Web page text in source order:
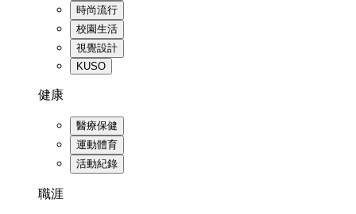
時尚流行
校園生活
視覺設計
KUSO
健康
醫療保健
運動體育
活動紀錄
職涯